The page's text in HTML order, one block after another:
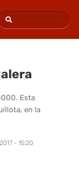
Esta
en la
- 15:20